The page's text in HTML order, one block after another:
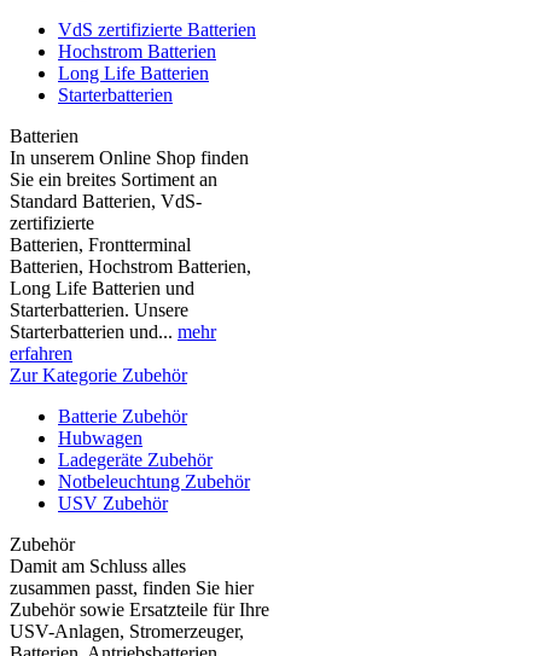
VdS zertifizierte Batterien
Hochstrom Batterien
Long Life Batterien
Starterbatterien
Batterien
In unserem Online Shop finden
Sie ein breites Sortiment an
Standard Batterien, VdS-
zertifizierte
Batterien, Frontterminal
Batterien, Hochstrom Batterien,
Long Life Batterien und
Starterbatterien. Unsere
Starterbatterien und... mehr
erfahren
Zur Kategorie Zubehör
Batterie Zubehör
Hubwagen
Ladegeräte Zubehör
Notbeleuchtung Zubehör
USV Zubehör
Zubehör
Damit am Schluss alles
zusammen passt, finden Sie hier
Zubehör sowie Ersatzteile für Ihre
USV-Anlagen, Stromerzeuger,